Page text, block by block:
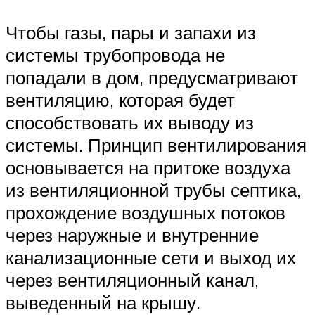
Чтобы газы, пары и запахи из
системы трубопровода не
попадали в дом, предусматривают
вентиляцию, которая будет
способствовать их выводу из
системы. Принцип вентилирования
основывается на притоке воздуха
из вентиляционной трубы септика,
прохождение воздушных потоков
через наружные и внутренние
канализационные сети и выход их
через вентиляционный канал,
выведенный на крышу.